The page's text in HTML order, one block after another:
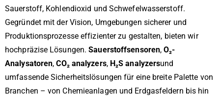
Sauerstoff, Kohlendioxid und Schwefelwasserstoff.
Gegründet mit der Vision, Umgebungen sicherer und
Produktionsprozesse effizienter zu gestalten, bieten wir
hochpräzise Lösungen.Sauerstoffsensoren,O₂-
Analysatoren,CO₂ analyzers, H₂S analyzersund
umfassende Sicherheitslösungen für eine breite Palette von
Branchen – von Chemieanlagen und Erdgasfeldern bis hin